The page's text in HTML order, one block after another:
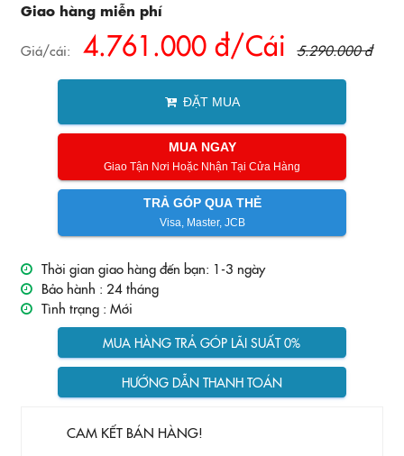
Giao hàng miễn phí
Giá/cái: 4.761.000 đ/Cái 5.290.000 đ
ĐẶT MUA
MUA NGAY
Giao Tận Nơi Hoặc Nhận Tại Cửa Hàng
TRẢ GÓP QUA THẺ
Visa, Master, JCB
Thời gian giao hàng đến bạn: 1-3 ngày
Bảo hành : 24 tháng
Tình trạng : Mới
MUA HÀNG TRẢ GÓP LÃI SUẤT 0%
HƯỚNG DẪN THANH TOÁN
CAM KẾT BÁN HÀNG!